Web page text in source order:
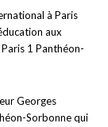
à Paris
aux
1 Panthéon-
Georges
Sorbonne qui